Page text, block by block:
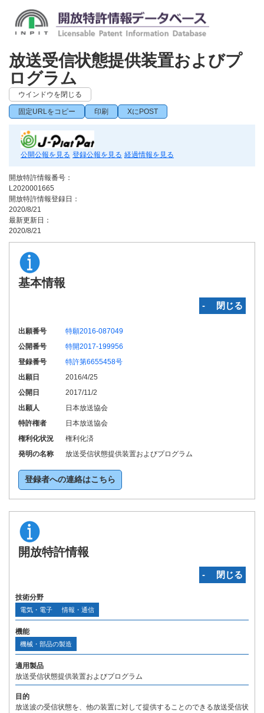
放送受信状態提供装置およびプ
ログラム
ウインドウを閉じる
固定URLをコピー 印刷 XにPOST
公開公報を見る 登録公報を見る 経過情報を見る
開放特許情報番号：
L2020001665
開放特許情報登録日：
2020/8/21
最新更新日：
2020/8/21
基本情報
‐ 閉じる
出願番号
特願2016-087049
公開番号
特開2017-199956
登録番号
特許第6655458号
出願日
2016/4/25
公開日
2017/11/2
出願人
日本放送協会
特許権者
日本放送協会
権利化状況
権利化済
発明の名称
放送受信状態提供装置およびプログラム
登録者への連絡はこちら
開放特許情報
‐ 閉じる
技術分野
電気・電子 情報・通信
機能
機械・部品の製造
適用製品
放送受信状態提供装置およびプログラム
目的
放送波の受信状態を、他の装置に対して提供することのできる放送受信状